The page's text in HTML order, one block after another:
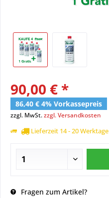
90,00 € *
86,40 € 4% Vorkassepreis
zzgl. MwSt.zzgl. Versandkosten
Lieferzeit 14 - 20 Werktage
Fragen zum Artikel?